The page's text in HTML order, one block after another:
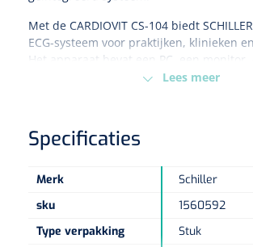
Aangepaste kledij
Eethulpmiddelen
Bestek
Foetale en Vasculaire dopplers
Urologie
Lees meer
Met de CARDIOVIT CS-104 biedt
ECG-systeem voor praktijken, klinieken
Het apparaat bevat een PC, een monitor,
een FT-1 communicatielicentie (voor
Specificaties
Merk
Schiller
sku
1560592
Type verpakking
Stuk